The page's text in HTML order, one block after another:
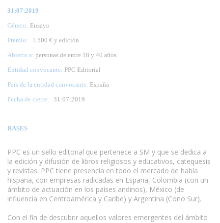
31:07:2019
Género: Ensayo
Premio:
1.500 € y edición
Abierto a: personas de entre 18 y 40 años
Entidad convocante: PPC Editorial
País de la entidad convocante: España
Fecha de cierre: 31 :07:2019
BASES
PPC es un sello editorial que pertenece a SM y que se dedica a
la edición y difusión de libros religiosos y educativos, catequesis
y revistas. PPC tiene presencia en todo el mercado de habla
hispana, con empresas radicadas en España, Colombia (con un
ámbito de actuación en los países andinos), México (de
influencia en Centroamérica y Caribe) y Argentina (Cono Sur).
Con el fin de descubrir aquellos valores emergentes del ámbito